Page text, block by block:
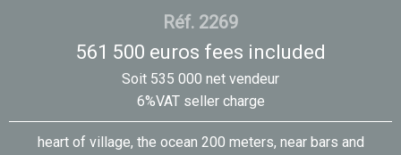
Réf. 2269
561 500 euros fees included
Soit 535 000 net vendeur
6%VAT seller charge
heart of village, the ocean 200 meters, near bars and